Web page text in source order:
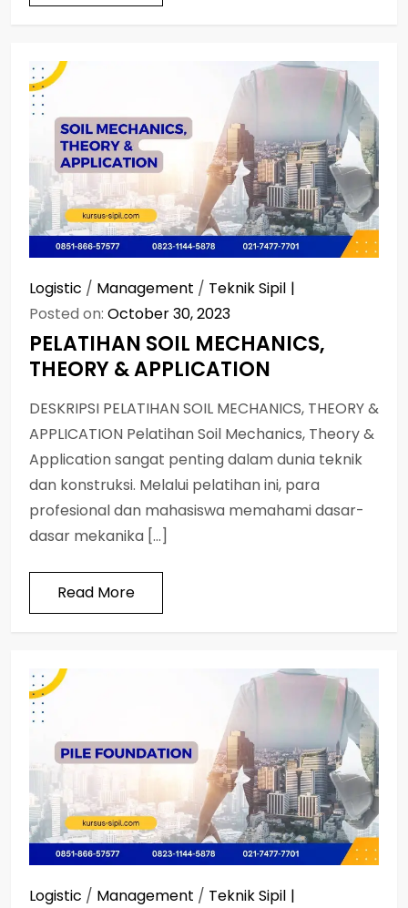
Logistic / Management / Teknik Sipil
Posted on: October 30, 2023
PELATIHAN SOIL MECHANICS,
THEORY & APPLICATION
DESKRIPSI PELATIHAN SOIL MECHANICS, THEORY &
APPLICATION Pelatihan Soil Mechanics, Theory &
Application sangat penting dalam dunia teknik
dan konstruksi. Melalui pelatihan ini, para
profesional dan mahasiswa memahami dasar-
dasar mekanika […]
Read More
Logistic / Management / Teknik Sipil